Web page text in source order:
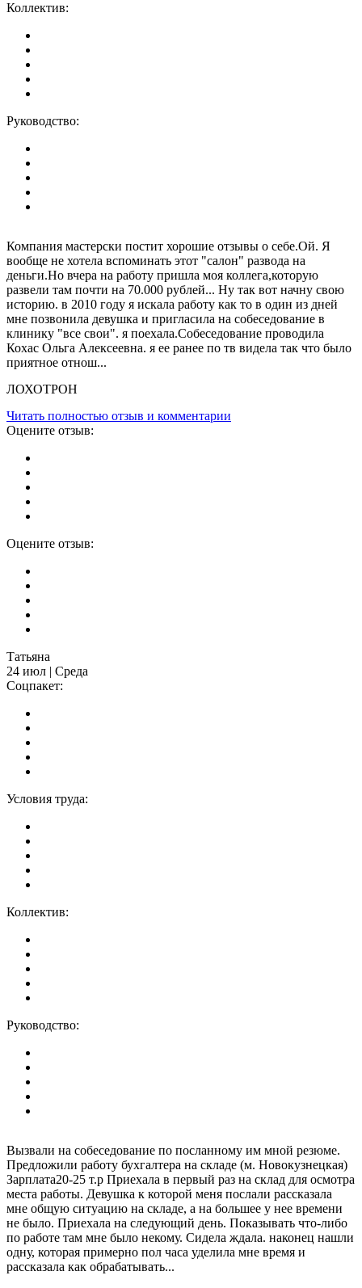
Коллектив:
Руководство:
Компания мастерски постит хорошие отзывы о себе.Ой. Я
вообще не хотела вспоминать этот "салон" развода на
деньги.Но вчера на работу пришла моя коллега,которую
развели там почти на 70.000 рублей... Ну так вот начну свою
историю. в 2010 году я искала работу как то в один из дней
мне позвонила девушка и пригласила на собеседование в
клинику "все свои". я поехала.Собеседование проводила
Кохас Ольга Алексеевна. я ее ранее по тв видела так что было
приятное отнош...
ЛОХОТРОН
Читать полностью отзыв и комментарии
Оцените отзыв:
Оцените отзыв:
Татьяна
24 июл | Среда
Соцпакет:
Условия труда:
Коллектив:
Руководство:
Вызвали на собеседование по посланному им мной резюме.
Предложили работу бухгалтера на складе (м. Новокузнецкая)
Зарплата20-25 т.р Приехала в первый раз на склад для осмотра
места работы. Девушка к которой меня послали рассказала
мне общую ситуацию на складе, а на большее у нее времени
не было. Приехала на следующий день. Показывать что-либо
по работе там мне было некому. Сидела ждала. наконец нашли
одну, которая примерно пол часа уделила мне время и
рассказала как обрабатывать...